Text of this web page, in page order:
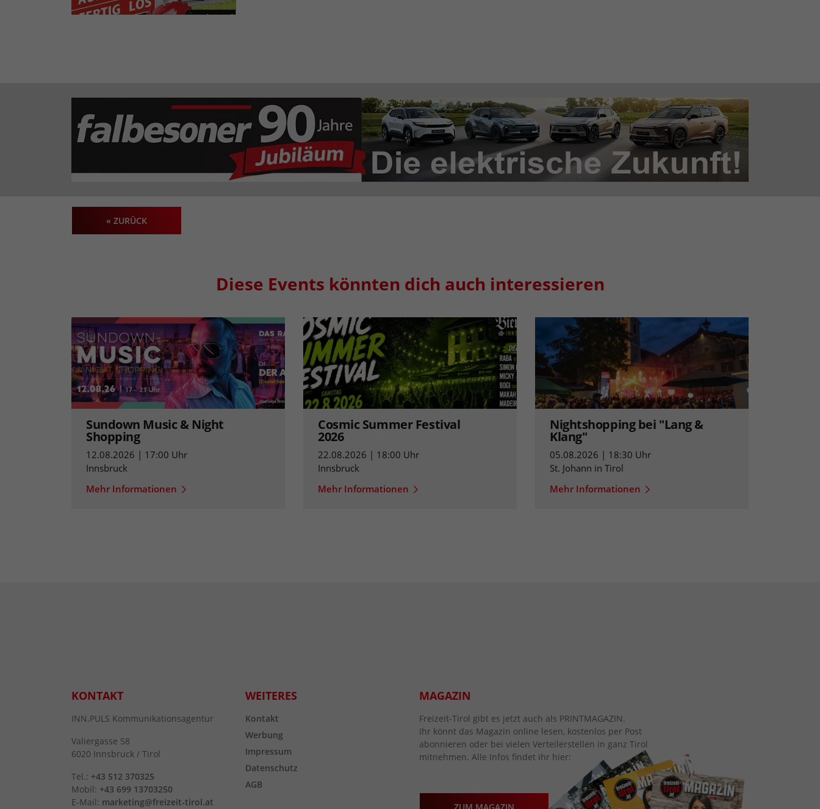
« ZURÜCK
Diese Events könnten dich auch interessieren
Sundown Music & Night
Shopping
12.08.2026 | 17:00 Uhr
Innsbruck
Mehr Informationen
Cosmic Summer Festival
2026
22.08.2026 | 18:00 Uhr
Innsbruck
Mehr Informationen
Nightshopping bei "Lang &
Klang"
05.08.2026 | 18:30 Uhr
St. Johann in Tirol
Mehr Informationen
KONTAKT
INN.PULS Kommunikationsagentur
Valiergasse 58
6020 Innsbruck / Tirol
Tel.: +43 512 370325
Mobil: +43 699 13703250
E-Mail: marketing@freizeit-tirol.at
WEITERES
Kontakt
Werbung
Impressum
Datenschutz
AGB
MAGAZIN
Freizeit-Tirol gibt es jetzt auch als PRINTMAGAZIN.
Ihr könnt das Magazin online lesen, kostenlos per Post
abonnieren oder bei vielen Verteilerstellen in ganz Tirol
mitnehmen. Alle Infos findet ihr hier:
ZUM MAGAZIN